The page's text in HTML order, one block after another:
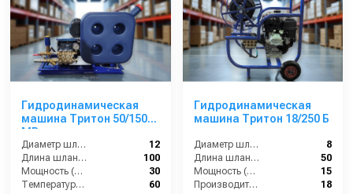
Гидродинамическая
машина Тритон 50/150
МВ
Диаметр шланга (⌀) мм::
12
Длина шланга (м):
100
Мощность (л/с):
30
Температура жидкости (°С) max:
60
Гидродинамическая
машина Тритон 18/250 Б
Диаметр шланга (⌀) мм::
8
Длина шланга (м):
50
Мощность (л/с):
15
Производительность (л/мин):
18